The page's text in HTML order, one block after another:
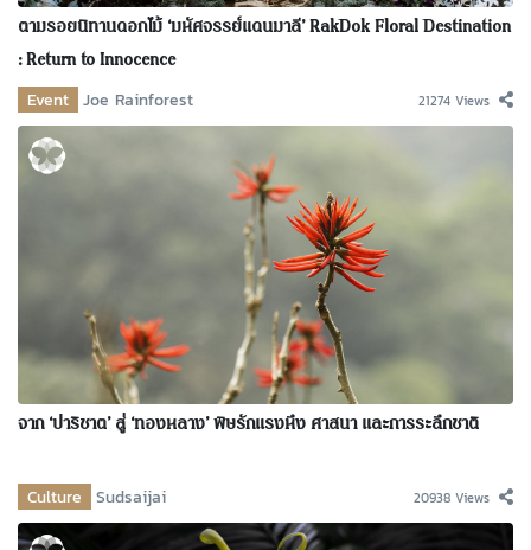
ตามรอยนิทานดอกไม้ ‘มหัศจรรย์แดนมาลี’ RakDok Floral Destination
: Return to Innocence
Event Joe Rainforest 21274 Views
จาก ‘ปาริชาต’ สู่ ‘ทองหลาง’ พิษรักแรงหึง ศาสนา และการระลึกชาติ
Culture Sudsaijai 20938 Views